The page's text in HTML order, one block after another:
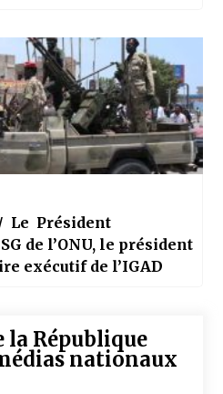
Le Président
de l’ONU, le président
exécutif de l’IGAD
la République
nationaux